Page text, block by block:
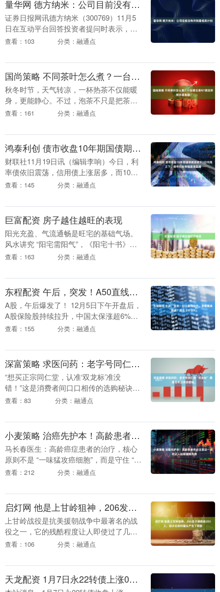
量华网 德方纳米：公司目前没有并购重组类计划
证券日报网讯德方纳米（300769）11月5
日在互动平台回答投资者提问时表示，公
司目前没有并购重组类计划。....
查看：103 分类：融通点
国尚策略 不同茶叶怎么煮？一台碧云泉N7搞定所有水温难题
秋冬时节，天气转凉，一杯热茶不仅能暖
身，更能静心。不过，泡茶不只是把茶叶
丢进水里那么简单。水温太高容易烫坏嫩
刚开始接触茶道的....
查看：161 分类：融通点
鸿泰利创 债市收盘10年期国债期货收于5日均线之下，债市仍处窄幅震荡区间
财联社11月19日讯（编辑李响）今日，利
率债依旧震荡，信用债上涨居多，而10年
期国债期货日K线收盘后全部在5日均线之
人士指....
查看：145 分类：融通点
巨富配资 房子越住越旺的表现
阳光充盈、气流通畅是旺宅的基础气场。
风水讲究 “阳宅需阳气”，《阳宅十书》明
确 “凡宅左有流水，右有长道，前有汗
采光与通....
查看：163 分类：融通点
东程配资 午后，突发！A50直线拉升，非银集体飙涨！发生了什么？
A股，午后爆发了！ 12月5日下午开盘后，
A股保险股持续拉升，中国太保涨超6%，
中国平安涨超5%，中国人保、中国人寿等
涨停，....
查看：155 分类：融通点
深富策略 求医问药：老字号同仁堂“双龙标” 藏着百年正宗的密码
“想买正宗同仁堂，认准‘双龙标’准没
错！”这是消费者间口口相传的选购秘诀。
作为中华老字号的标志性符号，同仁堂“双
三百年中....
查看：83 分类：融通点
小麦策略 治癌先护本！高龄患者务必注意这一点，防止人比癌细胞先垮
马长春医生：高龄癌症患者的治疗，核心
原则不是 “一味猛攻癌细胞”，而是守住 “正
气底线”，在抗癌与保身体之间找到平衡。
虚，若....
查看：212 分类：融通点
启灯网 他是上甘岭狙神，206发子弹毙敌203人，回乡后却对罐头产生了阴影
上甘岭战役是抗美援朝战争中最著名的战
役之一，它的残酷程度让人即使过了几十
年依然感到震惊，也让我们更加钦佩志愿
识到，志愿军能在....
查看：106 分类：融通点
天龙配资 1月7日永22转债上涨032%，转股溢价率2598%